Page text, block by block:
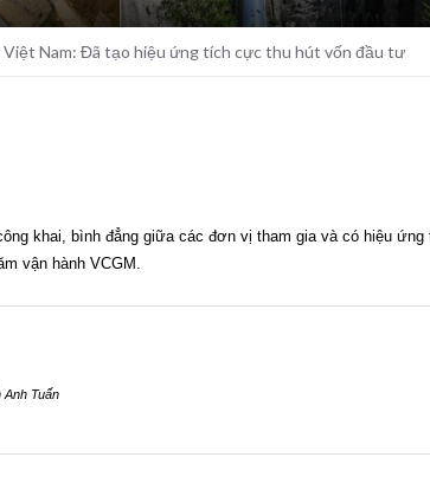
Nam: Đã tạo hiệu ứng tích cực thu hút vốn đầu tư
khai, bình đẳng giữa các đơn vị tham gia và có hiệu
vận hành VCGM.
Anh Tuấn